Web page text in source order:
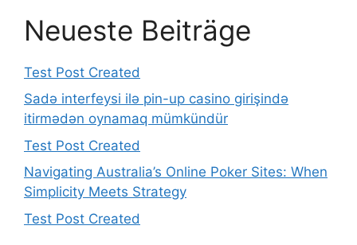
Neueste Beiträge
Test Post Created
Sadə interfeysi ilə pin-up casino girişində
itirmədən oynamaq mümkündür
Test Post Created
Navigating Australia’s Online Poker Sites: When
Simplicity Meets Strategy
Test Post Created